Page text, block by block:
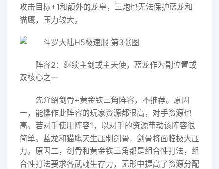
攻击目标+1和额外的龙皇，三炮也无法保护蓝龙和
猫鹰，压力较大。
阵容2：继续主剑或主天使，蓝龙作为副位置或
双核心之一
先介绍剑骨+黄金铁三角阵容，不推荐。原因
一，能操作此阵容的玩家资源都很高，对手资源也
高。若对手使用阵容1，以对手的资源带动该阵容很
简单。蓝龙和猫鹰天生压制剑骨，剑骨将面临极大压
力。原因二，剑骨和黄金铁三角都是组合性打法，组
合性打法要求各武魂生存力，无形中提高了资源分配